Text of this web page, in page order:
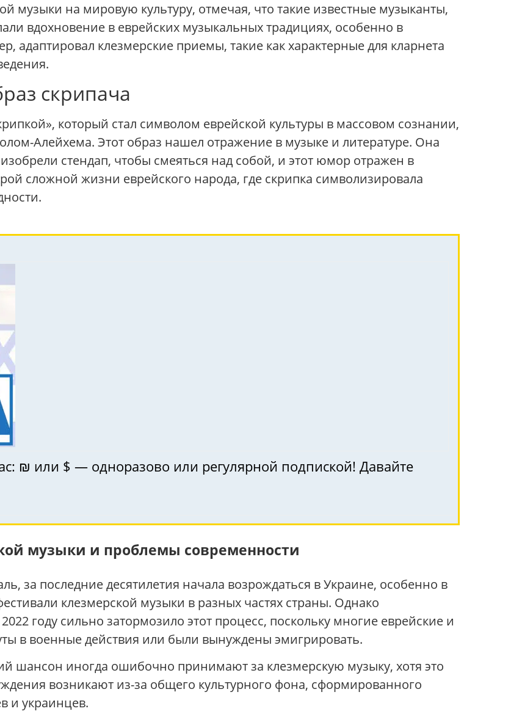
музыки на мировую культуру, отмечая, что такие известные музыканты,
вдохновение в еврейских музыкальных традициях, особенно в
адаптировал клезмерские приемы, такие как характерные для кларнета
скрипача
который стал символом еврейской культуры в массовом сознании,
Алейхема. Этот образ нашел отражение в музыке и литературе. Она
стендап, чтобы смеяться над собой, и этот юмор отражен в
сложной жизни еврейского народа, где скрипка символизировала
₪ или $ — одноразово или регулярной подпиской! Давайте
музыки и проблемы современности
за последние десятилетия начала возрождаться в Украине, особенно в
клезмерской музыки в разных частях страны. Однако
году сильно затормозило этот процесс, поскольку многие еврейские и
в военные действия или были вынуждены эмигрировать.
шансон иногда ошибочно принимают за клезмерскую музыку, хотя это
возникают из-за общего культурного фона, сформированного
и украинцев.